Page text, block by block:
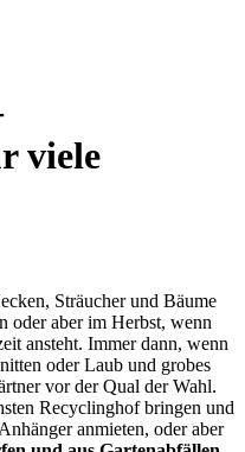
viele
Sträucher und Bäume
oder aber im Herbst, wenn
ansteht. Immer dann, wenn
oder Laub und grobes
vor der Qual der Wahl.
Recyclinghof bringen und
anmieten, oder aber